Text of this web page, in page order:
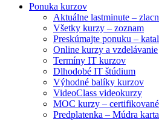
Ponuka kurzov
Aktuálne lastminute –
Všetky kurzy – zoznam
Preskúmajte ponuku –
Online kurzy a vzdelávanie
Termíny IT kurzov
Dlhodobé IT štúdium
Výhodné balíky kurzov
VideoClass videokurzy
MOC kurzy –
Predplatenka – Múdra karta